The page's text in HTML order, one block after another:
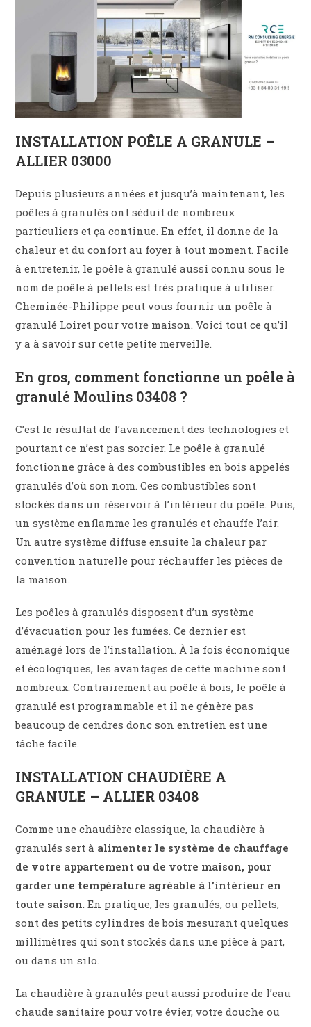
INSTALLATION POÊLE A GRANULE –
ALLIER 03000
Depuis plusieurs années et jusqu’à maintenant, les
poêles à granulés ont séduit de nombreux
particuliers et ça continue. En effet, il donne de la
chaleur et du confort au foyer à tout moment. Facile
à entretenir, le poêle à granulé aussi connu sous le
nom de poêle à pellets est très pratique à utiliser.
Cheminée-Philippe peut vous fournir un poêle à
granulé Loiret pour votre maison. Voici tout ce qu’il
y a à savoir sur cette petite merveille.
En gros, comment fonctionne un poêle à
granulé Moulins 03408 ?
C’est le résultat de l’avancement des technologies et
pourtant ce n’est pas sorcier. Le poêle à granulé
fonctionne grâce à des combustibles en bois appelés
granulés d’où son nom. Ces combustibles sont
stockés dans un réservoir à l’intérieur du poêle. Puis,
un système enflamme les granulés et chauffe l’air.
Un autre système diffuse ensuite la chaleur par
convention naturelle pour réchauffer les pièces de
la maison.
Les poêles à granulés disposent d’un système
d’évacuation pour les fumées. Ce dernier est
aménagé lors de l’installation. À la fois économique
et écologiques, les avantages de cette machine sont
nombreux. Contrairement au poêle à bois, le poêle à
granulé est programmable et il ne génère pas
beaucoup de cendres donc son entretien est une
tâche facile.
INSTALLATION CHAUDIÈRE A
GRANULE – ALLIER 03408
Comme une chaudière classique, la chaudière à
granulés sert à alimenter le système de chauffage
de votre appartement ou de votre maison, pour
garder une température agréable à l’intérieur en
toute saison. En pratique, les granulés, ou pellets,
sont des petits cylindres de bois mesurant quelques
millimètres qui sont stockés dans une pièce à part,
ou dans un silo.
La chaudière à granulés peut aussi produire de l’eau
chaude sanitaire pour votre évier, votre douche ou